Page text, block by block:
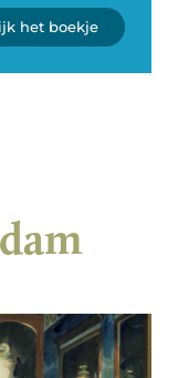
het boekje